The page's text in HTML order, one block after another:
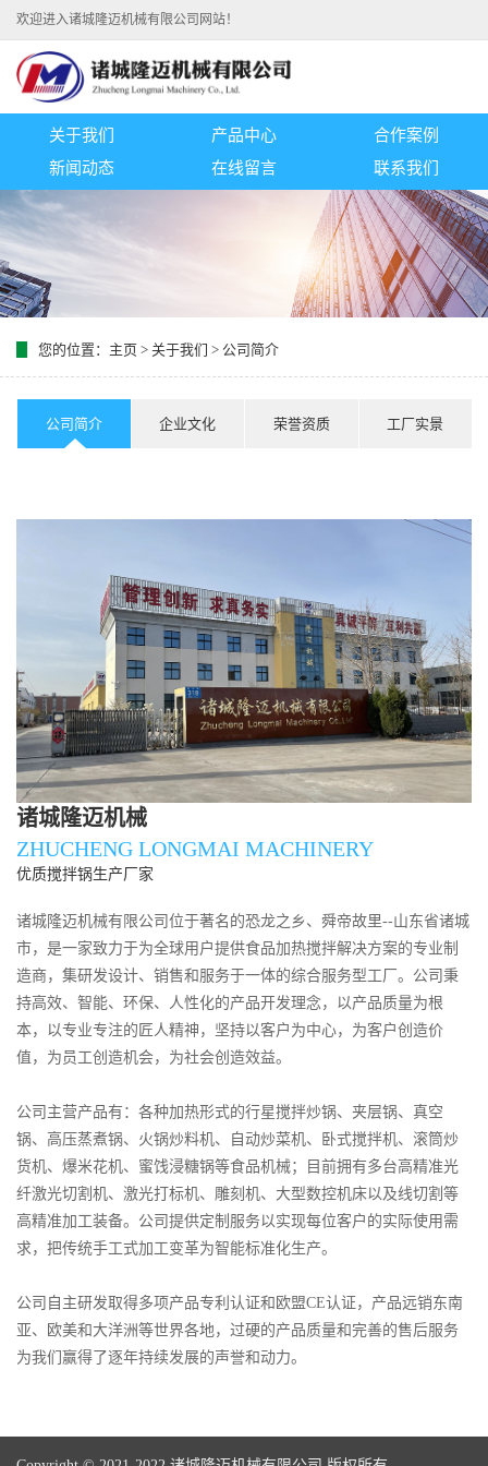
欢迎进入诸城隆迈机械有限公司网站！
关于我们 产品中心
合作案例
新闻动态
在线留言 联系我们
您的位置： 主页 > 关于我们 > 公司简介
公司简介 企业文化 荣誉资质 工厂实景
诸城隆迈机械
ZHUCHENG LONGMAI MACHINERY
优质搅拌锅生产厂家
诸城隆迈机械有限公司位于著名的恐龙之乡、舜帝故里--山东省诸城
市，是一家致力于为全球用户提供食品加热搅拌解决方案的专业制
造商，集研发设计、销售和服务于一体的综合服务型工厂。公司秉
持高效、智能、环保、人性化的产品开发理念，以产品质量为根
本，以专业专注的匠人精神，坚持以客户为中心，为客户创造价
值，为员工创造机会，为社会创造效益。
公司主营产品有：各种加热形式的行星搅拌炒锅、夹层锅、真空
锅、高压蒸煮锅、火锅炒料机、自动炒菜机、卧式搅拌机、滚筒炒
货机、爆米花机、蜜饯浸糖锅等食品机械；目前拥有多台高精准光
纤激光切割机、激光打标机、雕刻机、大型数控机床以及线切割等
高精准加工装备。公司提供定制服务以实现每位客户的实际使用需
求，把传统手工式加工变革为智能标准化生产。
公司自主研发取得多项产品专利认证和欧盟CE认证，产品远销东南
亚、欧美和大洋洲等世界各地，过硬的产品质量和完善的售后服务
为我们赢得了逐年持续发展的声誉和动力。